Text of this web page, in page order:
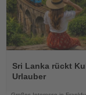
Sie
die
Sri Lanka rückt
Urlauber